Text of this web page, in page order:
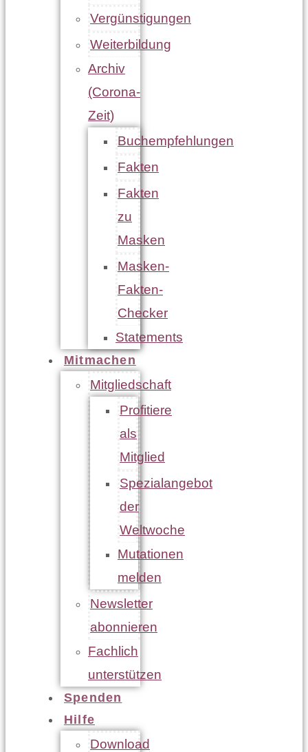
Vergünstigungen
Weiterbildung
Archiv
(Corona-
Zeit)
Buchempfehlungen
Fakten
Fakten
zu
Masken
Masken-
Fakten-
Checker
Statements
Mitmachen
Mitgliedschaft
Profitiere
als
Mitglied
Spezialangebot
der
Weltwoche
Mutationen
melden
Newsletter
abonnieren
Fachlich
unterstützen
Spenden
Hilfe
Download